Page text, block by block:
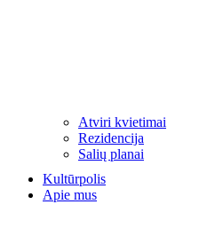
Atviri kvietimai
Rezidencija
Salių planai
Kultūrpolis
Apie mus